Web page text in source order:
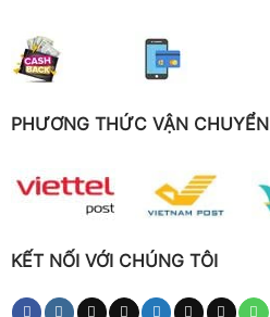
PHƯƠNG THỨC VẬN CHUYỂN
KẾT NỐI VỚI CHÚNG TÔI